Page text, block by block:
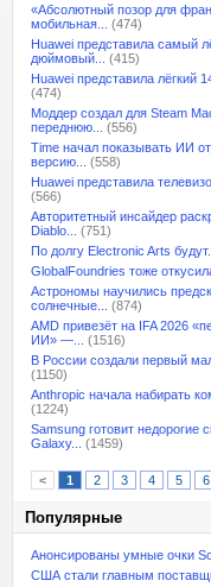
«Абсолютный позор для
мобильная...
(474)
Huawei представила самый
дюймовый...
(415)
Huawei представила лёгкий
(474)
Моддер создал для Steam
переднюю...
(556)
Time начал показывать ИИ
версию...
(558)
Huawei представила
(566)
Авторитетный инсайдер
Diablo...
(751)
По долгу Electronic Arts будут...
GlobalFoundries тоже
Астрономы научились
солнечные...
(874)
AMD привезёт на IFA 2026
ИИ» —...
(1516)
В России создали первый
(1150)
Anthropic начала набирать
(1224)
Samsung готовит недорогие
Galaxy...
(1459)
< 1 2 3 4 5 6
Популярные
Анонсированы умные очки
США стали главным